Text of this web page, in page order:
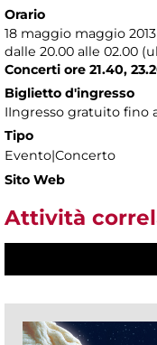
Orario
18 maggio maggio
dalle 20.00 alle 02.00
Concerti ore 21.40,
Biglietto d'ingresso
IIngresso gratuito fino
Tipo
Evento|Concerto
Sito Web
Attività